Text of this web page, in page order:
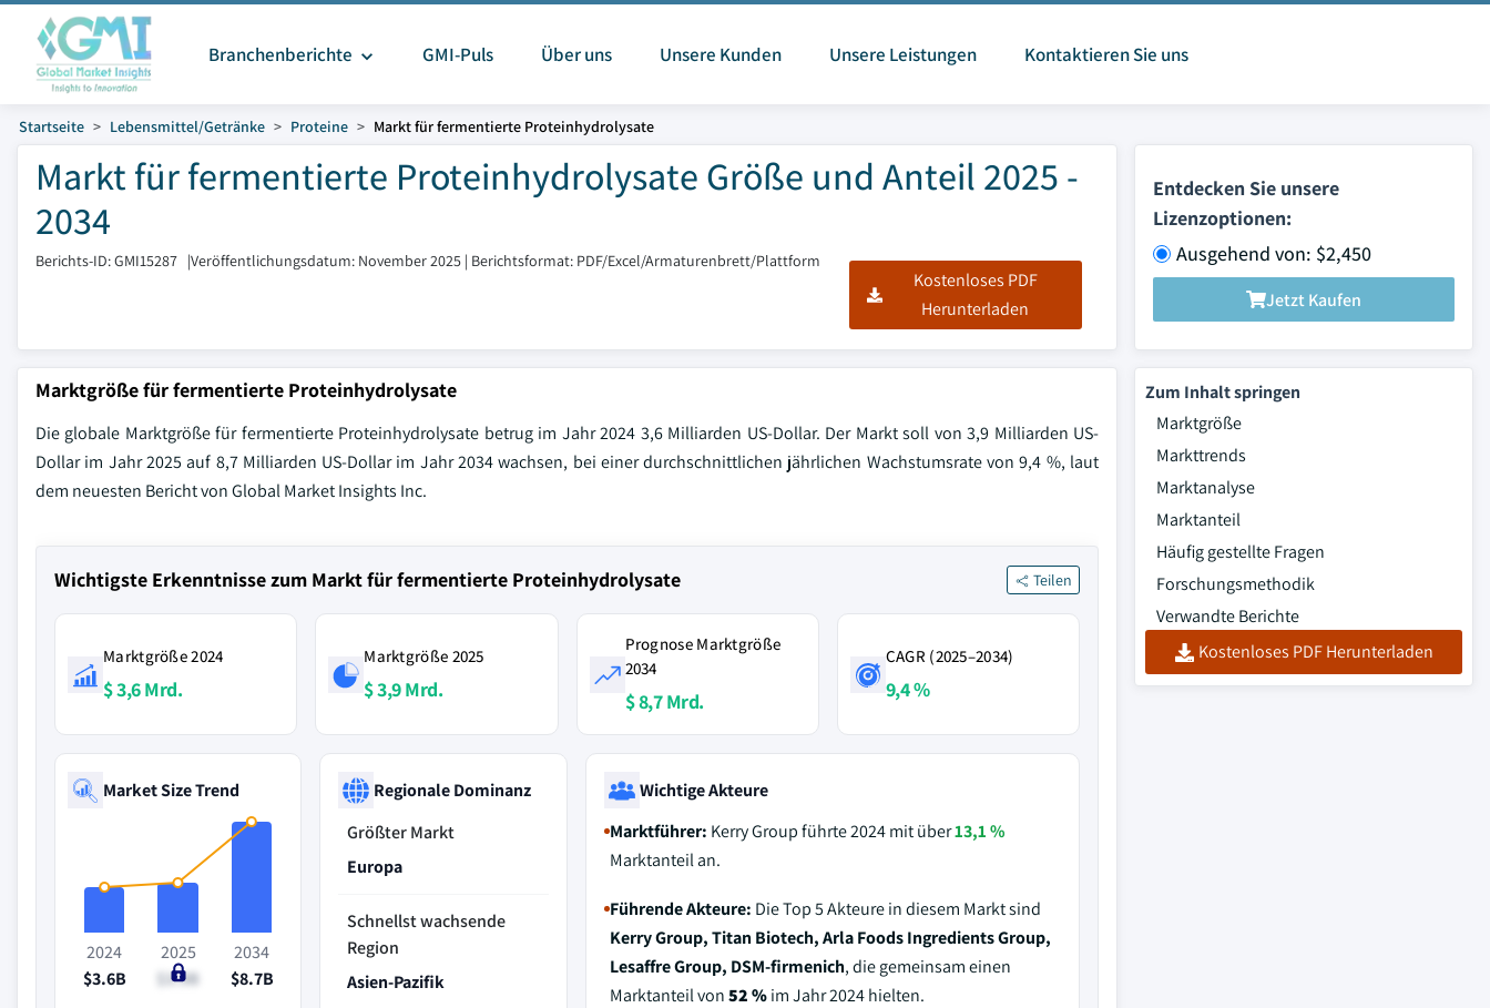
Branchenberichte GMI-Puls Über uns Unsere Kunden Unsere Leistungen Kontaktieren Sie uns
Startseite Lebensmittel/Getränke Proteine Markt für fermentierte Proteinhydrolysate
Markt für fermentierte Proteinhydrolysate Größe und Anteil 2025 -
2034
Berichts-ID: GMI15287 |Veröffentlichungsdatum: November 2025 | Berichtsformat: PDF/Excel/Armaturenbrett/Plattform
Kostenloses PDF
Herunterladen
Entdecken Sie unsere
Lizenzoptionen:
Ausgehend von: $2,450
Jetzt Kaufen
Marktgröße für fermentierte Proteinhydrolysate
Die globale Marktgröße für fermentierte Proteinhydrolysate betrug im Jahr 2024 3,6 Milliarden US-Dollar. Der Markt soll von 3,9 Milliarden US-
Dollar im Jahr 2025 auf 8,7 Milliarden US-Dollar im Jahr 2034 wachsen, bei einer durchschnittlichen jährlichen Wachstumsrate von 9,4 %, laut
dem neuesten Bericht von Global Market Insights Inc.
Wichtigste Erkenntnisse zum Markt für fermentierte Proteinhydrolysate Teilen
Marktgröße 2024
$ 3,6 Mrd.
Marktgröße 2025
$ 3,9 Mrd.
Prognose Marktgröße
2034
$ 8,7 Mrd.
CAGR (2025–2034)
9,4 %
Market Size Trend
2024
$3.6B
2025
$3.9B
2034
$8.7B
Regionale Dominanz
Größter Markt
Europa
Schnellst wachsende
Region
Asien-Pazifik
Wichtige Akteure
Marktführer: Kerry Group führte 2024 mit über13,1 %
Marktanteil an.
Führende Akteure: Die Top 5 Akteure in diesem Markt sind
Kerry Group, Titan Biotech, Arla Foods Ingredients Group,
Lesaffre Group, DSM-firmenich, die gemeinsam einen
Marktanteil von52 %im Jahr 2024 hielten.
Zum Inhalt springen
Marktgröße
Markttrends
Marktanalyse
Marktanteil
Häufig gestellte Fragen
Forschungsmethodik
Verwandte Berichte
Kostenloses PDF Herunterladen